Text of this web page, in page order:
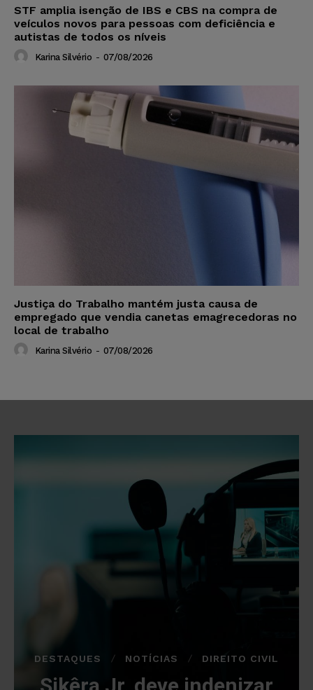
STF amplia isenção de IBS e CBS na compra de
veículos novos para pessoas com deficiência e
autistas de todos os níveis
Karina Silvério - 07/08/2026
Justiça do Trabalho mantém justa causa de
empregado que vendia canetas emagrecedoras no
local de trabalho
Karina Silvério - 07/08/2026